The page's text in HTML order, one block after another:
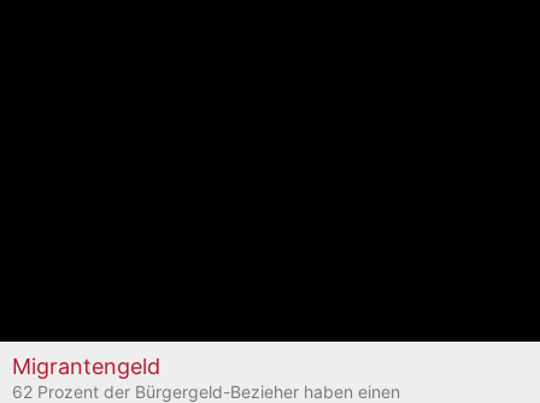
Migrantengeld
62 Prozent der Bürgergeld-Bezieher haben einen